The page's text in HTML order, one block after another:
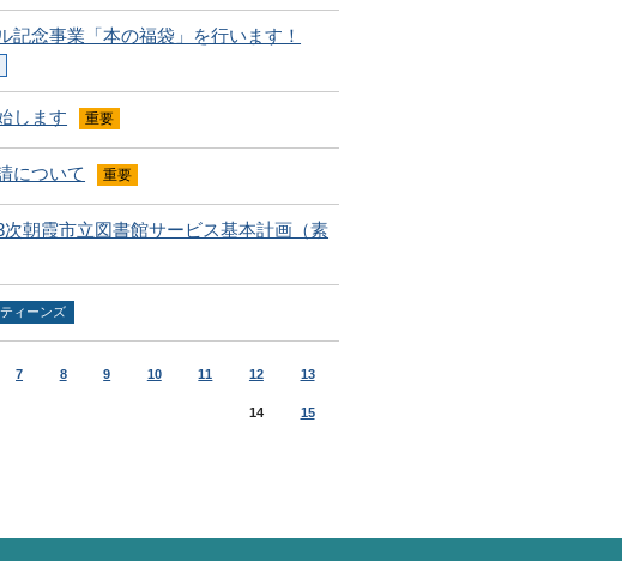
記念事業「本の福袋」を行います！
します 重要
について 重要
朝霞市立図書館サービス基本計画（素
ィーンズ
7 8 9 10 11 12 13
14 15